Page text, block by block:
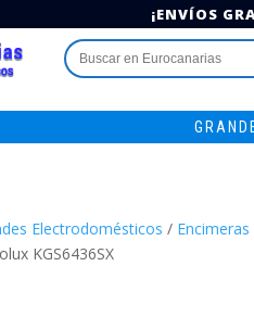
¡ENVÍOS
Buscar:
Electrodomésticos / Encimeras
KGS6436SX